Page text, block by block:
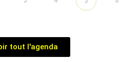
tout l'agenda